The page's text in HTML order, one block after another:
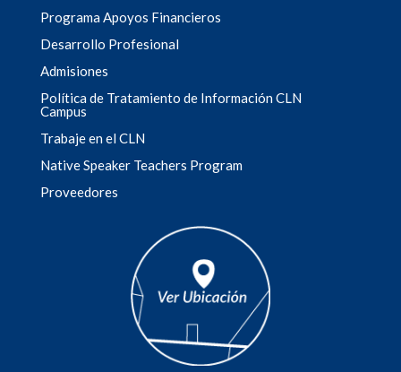
Programa Apoyos Financieros
Desarrollo Profesional
Admisiones
Política de Tratamiento de Información CLN
Campus
Trabaje en el CLN
Native Speaker Teachers Program
Proveedores